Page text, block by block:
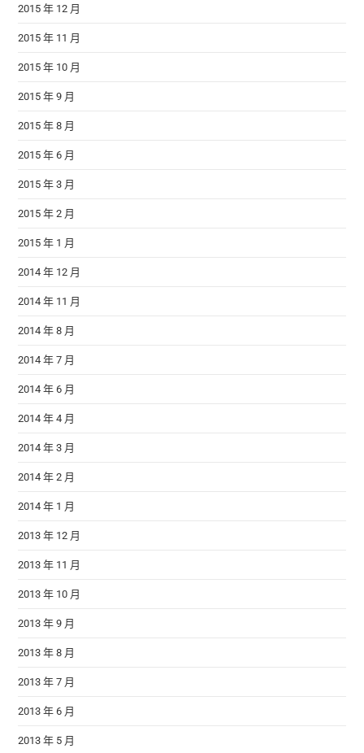
2015 年 12 月
2015 年 11 月
2015 年 10 月
2015 年 9 月
2015 年 8 月
2015 年 6 月
2015 年 3 月
2015 年 2 月
2015 年 1 月
2014 年 12 月
2014 年 11 月
2014 年 8 月
2014 年 7 月
2014 年 6 月
2014 年 4 月
2014 年 3 月
2014 年 2 月
2014 年 1 月
2013 年 12 月
2013 年 11 月
2013 年 10 月
2013 年 9 月
2013 年 8 月
2013 年 7 月
2013 年 6 月
2013 年 5 月